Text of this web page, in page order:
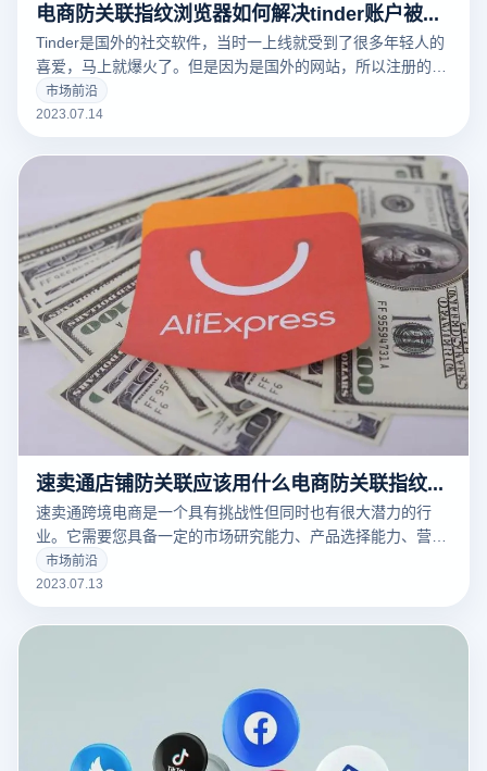
电商防关联指纹浏览器如何解决tinder账户被封?
Tinder是国外的社交软件，当时一上线就受到了很多年轻人的
喜爱，马上就爆火了。但是因为是国外的网站，所以注册的时
候就需要用到vpn了，这样就过滤掉了一些用户，现在很多上
家都会在Tinder上投放信息流广告来对自己的商品进行曝光，
览器如何解决tinder账户被封。
市场前沿
2023.07.14
速卖通店铺防关联应该用什么电商防关联指纹浏览器？
速卖通跨境电商是一个具有挑战性但同时也有很大潜力的行
业。它需要您具备一定的市场研究能力、产品选择能力、营销
策略能力和客户服务能力等。但如果您能够克服这些挑战，速
卖通跨境电商也可以成为一个非常有利可图的行业。电商防关
商防关联指纹浏览器。
市场前沿
2023.07.13